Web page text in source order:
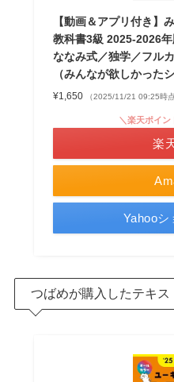
【動画＆アプリ付き】
教科書3級 2025-2026
ななみ式／独学／フル
（みんなが欲しかった
¥1,650 （2025/11/21 09:25時
＼楽天ポイン
楽
Yahooシ
つばめが購入したテキス